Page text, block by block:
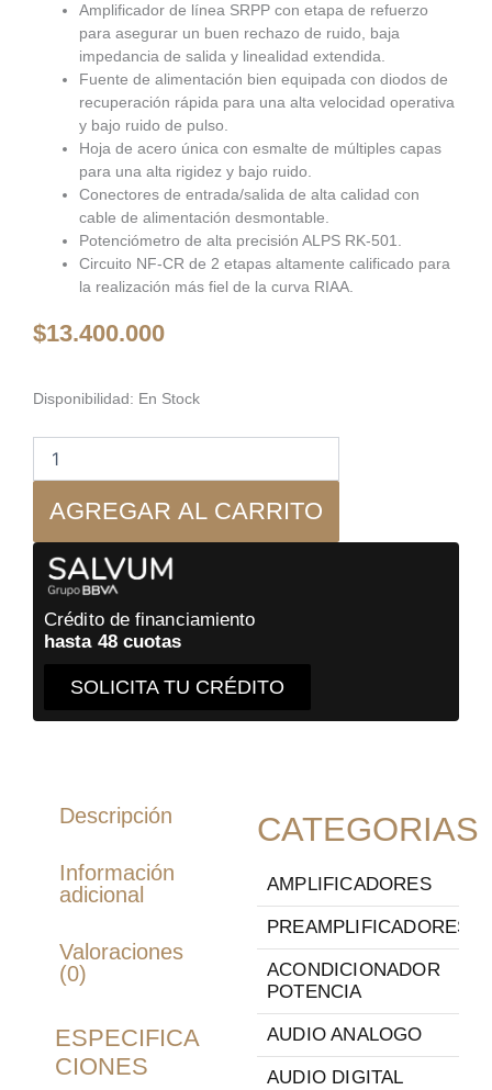
Amplificador de línea SRPP con etapa de refuerzo
para asegurar un buen rechazo de ruido, baja
impedancia de salida y linealidad extendida.
Fuente de alimentación bien equipada con diodos de
recuperación rápida para una alta velocidad operativa
y bajo ruido de pulso.
Hoja de acero única con esmalte de múltiples capas
para una alta rigidez y bajo ruido.
Conectores de entrada/salida de alta calidad con
cable de alimentación desmontable.
Potenciómetro de alta precisión ALPS RK-501.
Circuito NF-CR de 2 etapas altamente calificado para
la realización más fiel de la curva RIAA.
$13.400.000
Disponibilidad: En Stock
Air
-
ATC-
5s
Preamplificador
Pre
Phono
cantidad
AGREGAR AL CARRITO
Crédito de financiamiento
hasta 48 cuotas
SOLICITA TU CRÉDITO
Descripción
Información
adicional
Valoraciones
(0)
ESPECIFICA
CIONES
CATEGORIAS
AMPLIFICADORES
PREAMPLIFICADORES
ACONDICIONADOR
POTENCIA
AUDIO ANALOGO
AUDIO DIGITAL